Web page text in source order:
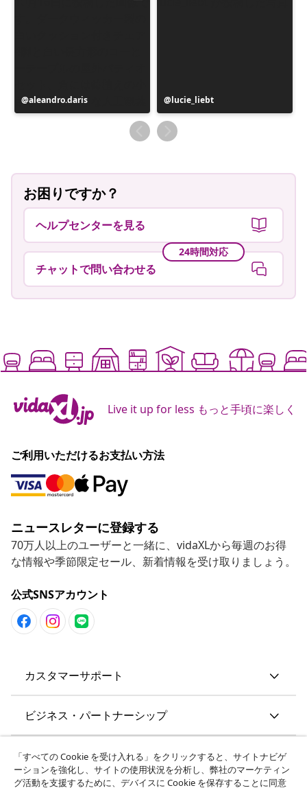
投
稿
aleandro.daris
投
稿
者
lucie_liebt
お困りですか？
ヘルプセンターを見る
24時間対応
チャットで問い合わせる
Live it up for less もっと手頃に楽しく
ご利用いただけるお支払い方法
ニュースレターに登録する
70万人以上のユーザーと一緒に、vidaXLから毎週のお得
な情報や季節限定セール、新着情報を受け取りましょう。
公式SNSアカウント
カスタマーサポート
ビジネス・パートナーシップ
vidaXL
「すべての Cookie を受け入れる」をクリックすると、サイトナビゲ
ーションを強化し、サイトの使用状況を分析し、弊社のマーケティン
グ活動を支援するために、デバイスに Cookie を保存することに同意